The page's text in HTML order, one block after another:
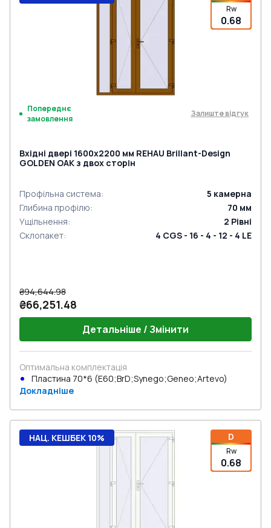
Rw
0.68
Попереднє
замовлення
Залиште відгук
Вхідні двері 1600x2200 мм REHAU Brillant-Design
GOLDEN OAK з двох сторін
Профільна система: 5 камерна
Глибина профілю: 70 мм
Ущільнення: 2 Рівні
Склопакет: 4 CGS - 16 - 4 - 12 - 4 LE
₴94,644.98
₴66,251.48
Детальніше / Змінити
Оптимальна комплектація
Пластина 70*6 (E60;BrD;Synego;Geneo;Artevo)
Докладніше
D
Rw
0.68
НАЦ. КЕШБЕК 10%